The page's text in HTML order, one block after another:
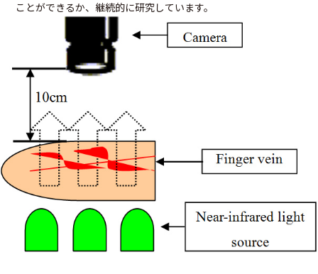
ことができるか、継続的に研究しています。